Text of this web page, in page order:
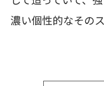
濃い個性的なその